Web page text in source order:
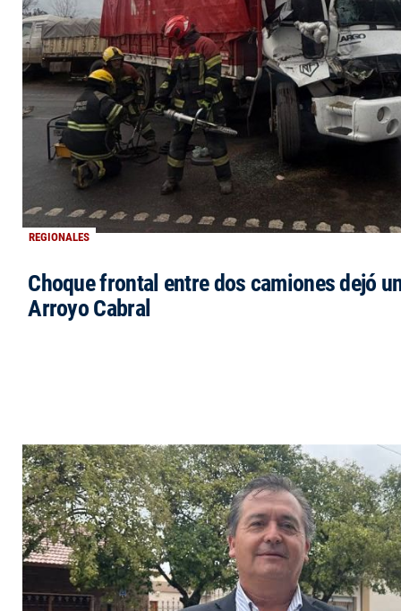
REGIONALES
Choque frontal entre dos camiones dejó
Arroyo Cabral